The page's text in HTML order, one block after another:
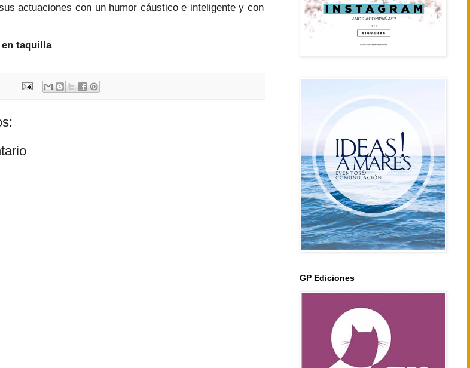
actuaciones con un humor cáustico e inteligente y con
en taquilla
GP Ediciones